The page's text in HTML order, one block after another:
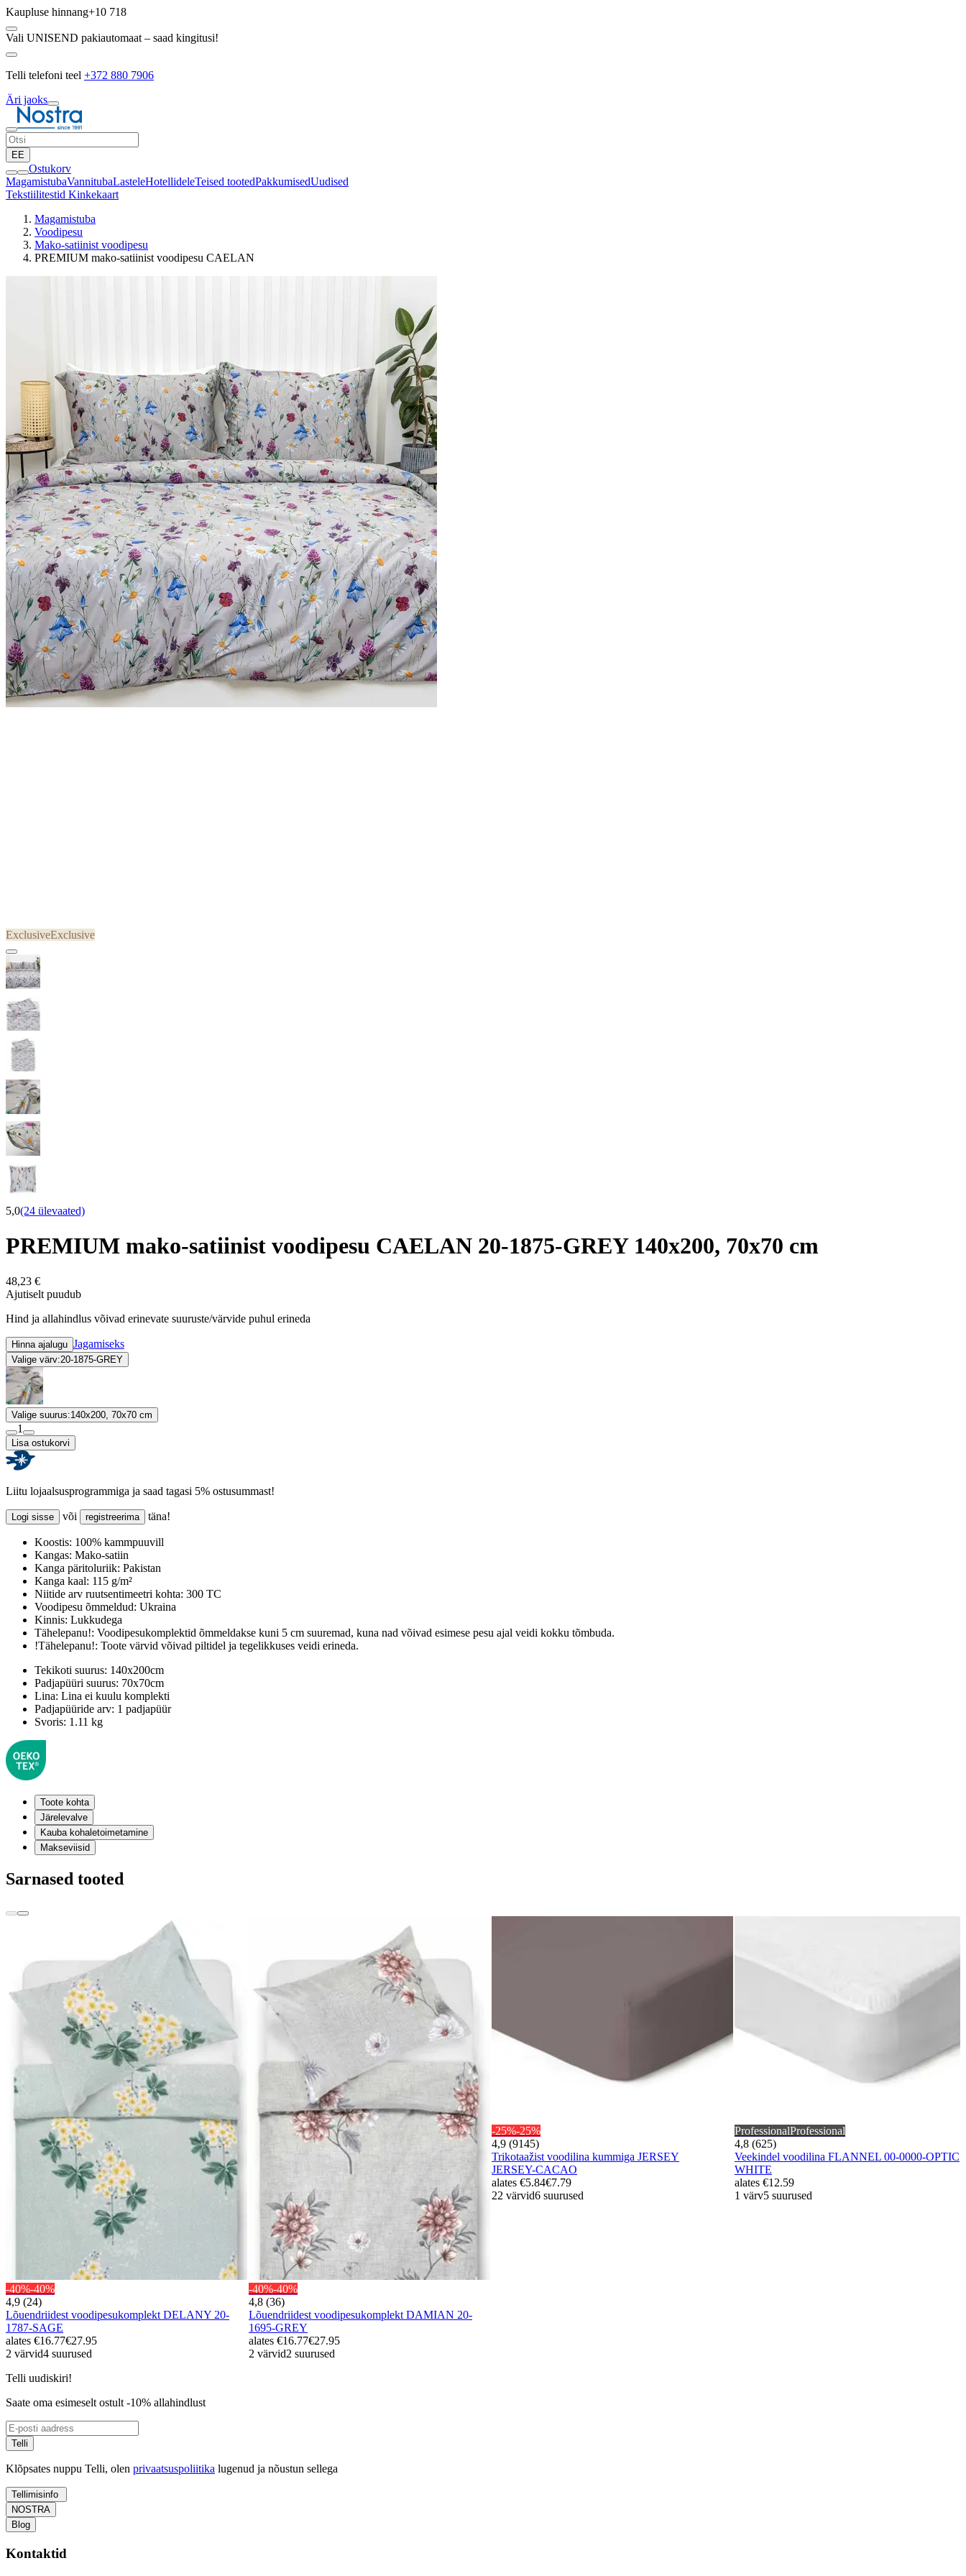
Kaupluse hinnang+10 718
Vali UNISEND pakiautomaat – saad kingitusi!
Telli telefoni teel +372 880 7906
Äri jaoks
EE
Ostukorv
MagamistubaVannitubaLasteleHotellideleTeised tootedPakkumisedUudised
Tekstiilitestid Kinkekaart
Magamistuba
Voodipesu
Mako-satiinist voodipesu
PREMIUM mako-satiinist voodipesu CAELAN
ExclusiveExclusive
5,0(24 ülevaated)
PREMIUM mako-satiinist voodipesu CAELAN 20-1875-GREY 140x200, 70x70 cm
48,23 €
Ajutiselt puudub
Hind ja allahindlus võivad erinevate suuruste/värvide puhul erineda
Hinna ajalugu Jagamiseks
Valige värv:20-1875-GREY
Valige suurus:140x200, 70x70 cm
1
Lisa ostukorvi
Liitu lojaalsusprogrammiga ja saad tagasi 5% ostusummast!
Logi sisse või registreerima täna!
Koostis: 100% kammpuuvill
Kangas: Mako-satiin
Kanga päritoluriik: Pakistan
Kanga kaal: 115 g/m²
Niitide arv ruutsentimeetri kohta: 300 TC
Voodipesu õmmeldud: Ukraina
Kinnis: Lukkudega
Tähelepanu!: Voodipesukomplektid õmmeldakse kuni 5 cm suuremad, kuna nad võivad esimese pesu ajal veidi kokku tõmbuda.
!Tähelepanu!: Toote värvid võivad piltidel ja tegelikkuses veidi erineda.
Tekikoti suurus: 140x200cm
Padjapüüri suurus: 70x70cm
Lina: Lina ei kuulu komplekti
Padjapüüride arv: 1 padjapüür
Svoris: 1.11 kg
Toote kohta
Järelevalve
Kauba kohaletoimetamine
Makseviisid
Sarnased tooted
-40%-40%
4,9 (24)
Lõuendriidest voodipesukomplekt DELANY 20-
1787-SAGE
alates €16.77€27.95
2 värvid4 suurused
-40%-40%
4,8 (36)
Lõuendriidest voodipesukomplekt DAMIAN 20-
1695-GREY
alates €16.77€27.95
2 värvid2 suurused
-25%-25%
4,9 (9145)
Trikotaažist voodilina kummiga JERSEY
JERSEY-CACAO
alates €5.84€7.79
22 värvid6 suurused
ProfessionalProfessional
4,8 (625)
Veekindel voodilina FLANNEL 00-0000-OPTIC
WHITE
alates €12.59
1 värv5 suurused
Telli uudiskiri!
Saate oma esimeselt ostult -10% allahindlust
Telli
Klõpsates nuppu Telli, olen privaatsuspoliitika lugenud ja nõustun sellega
Tellimisinfo
NOSTRA
Blog
Kontaktid